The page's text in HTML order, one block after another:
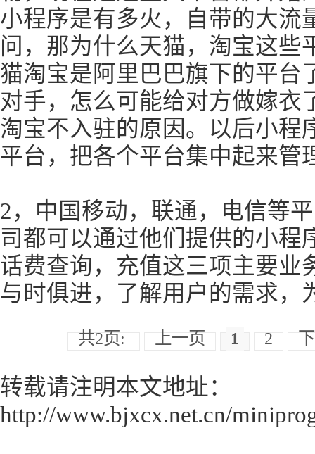
小程序是有多火，自带的大流
问，那为什么天猫，淘宝这些
猫淘宝是阿里巴巴旗下的平台
对手，怎么可能给对方做嫁衣
淘宝不入驻的原因。以后小程
平台，把各个平台集中起来管
2，中国移动，联通，电信等
司都可以通过他们提供的小程
话费查询，充值这三项主要业
与时俱进，了解用户的需求，
共2页: 上一页 1 2
转载请注明本文地址：
http://www.bjxcx.net.cn/